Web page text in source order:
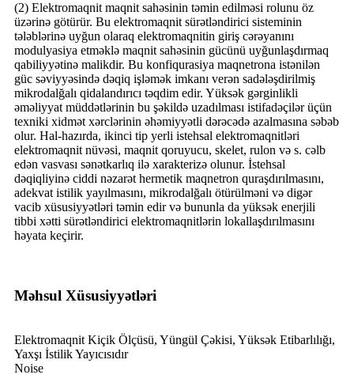
(2) Elektromaqnit maqnit sahəsinin təmin edilməsi rolunu öz
üzərinə götürür. Bu elektromaqnit sürətləndirici sisteminin
tələblərinə uyğun olaraq elektromaqnitin giriş cərəyanını
modulyasiya etməklə maqnit sahəsinin gücünü uyğunlaşdırmaq
qabiliyyətinə malikdir. Bu konfiqurasiya maqnetrona istənilən
güc səviyyəsində dəqiq işləmək imkanı verən sadələşdirilmiş
mikrodalğalı qidalandırıcı təqdim edir. Yüksək gərginlikli
əməliyyat müddətlərinin bu şəkildə uzadılması istifadəçilər üçün
texniki xidmət xərclərinin əhəmiyyətli dərəcədə azalmasına səbəb
olur. Hal-hazırda, ikinci tip yerli istehsal elektromaqnitləri
elektromaqnit nüvəsi, maqnit qoruyucu, skelet, rulon və s. cəlb
edən vasvası sənətkarlıq ilə xarakterizə olunur. İstehsal
dəqiqliyinə ciddi nəzarət hermetik maqnetron quraşdırılmasını,
adekvat istilik yayılmasını, mikrodalğalı ötürülməni və digər
vacib xüsusiyyətləri təmin edir və bununla da yüksək enerjili
tibbi xətti sürətləndirici elektromaqnitlərin lokallaşdırılmasını
həyata keçirir.
Məhsul Xüsusiyyətləri
Elektromaqnit Kiçik Ölçüsü, Yüngül Çəkisi, Yüksək Etibarlılığı,
Yaxşı İstilik Yayıcısıdır
Noise